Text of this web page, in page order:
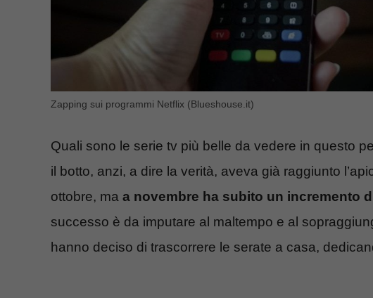
Zapping sui programmi Netflix (Blueshouse.it)
Quali sono le serie tv più belle da vedere in questo
il botto, anzi, a dire la verità, aveva già raggiunto
ottobre, ma a novembre ha subito un incremento
successo è da imputare al maltempo e al
hanno deciso di trascorrere le serate a casa,